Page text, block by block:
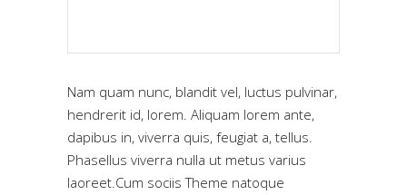
Nam quam nunc, blandit vel, luctus pulvinar,
hendrerit id, lorem. Aliquam lorem ante,
dapibus in, viverra quis, feugiat a, tellus.
Phasellus viverra nulla ut metus varius
laoreet.Cum sociis Theme natoque